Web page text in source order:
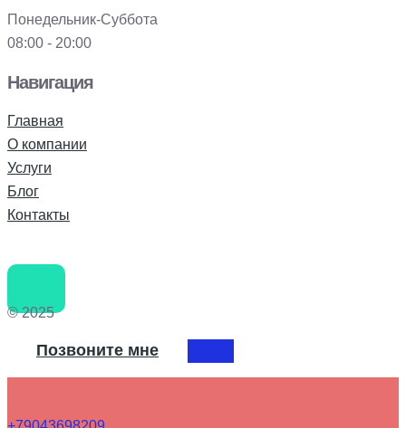
Понедельник-Суббота
08:00 - 20:00
Навигация
Главная
О компании
Услуги
Блог
Контакты
© 2025
Позвоните мне